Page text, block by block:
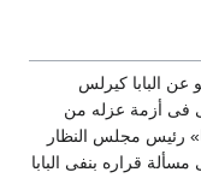
عن البابا كيرلس
أزمة عزله من
مجلس النظار
قراره بنفى البابا